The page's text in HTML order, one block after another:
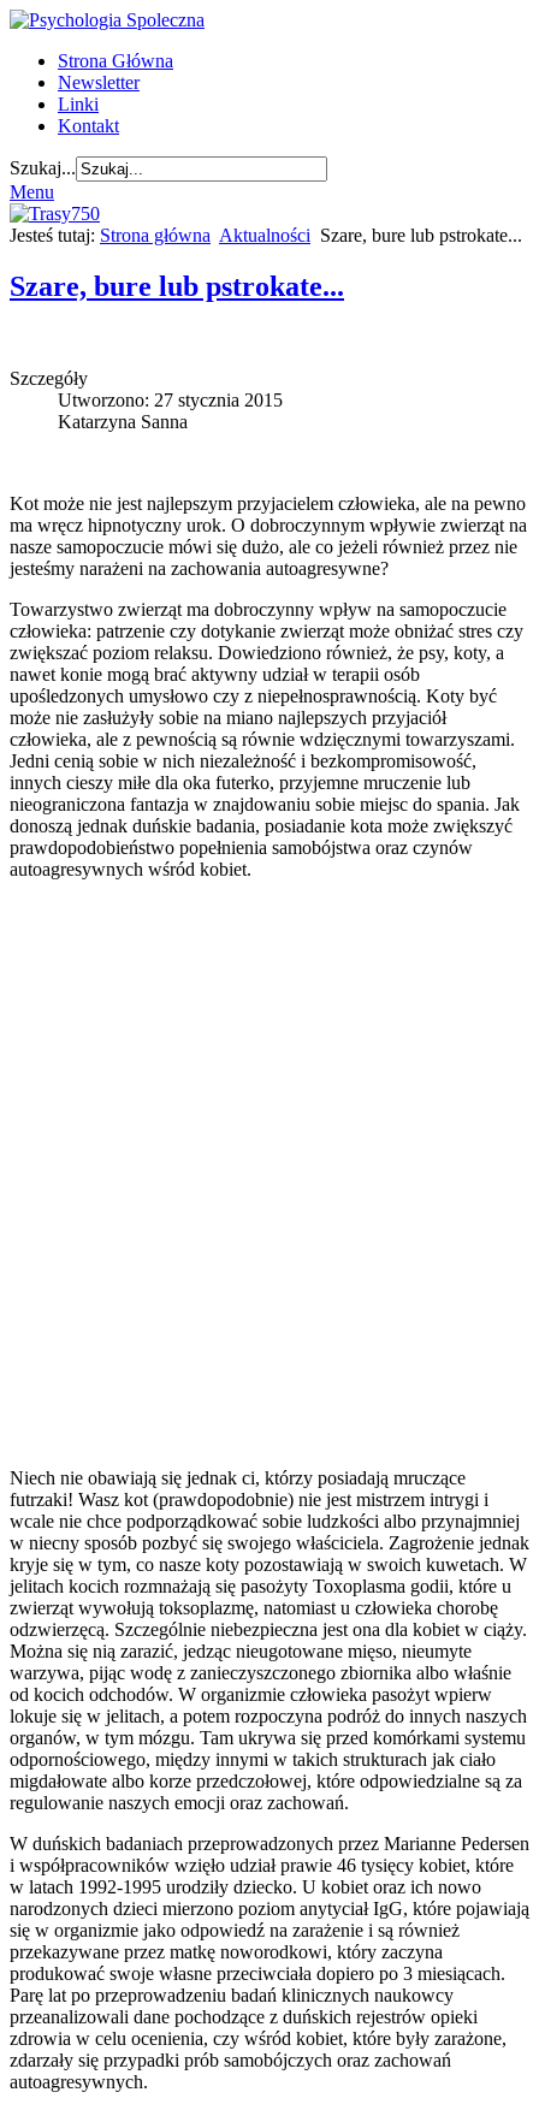
Strona Główna
Newsletter
Linki
Kontakt
Szukaj...
Menu
Jesteś tutaj: Strona główna Aktualności Szare, bure lub pstrokate...
Szare, bure lub pstrokate...
Szczegóły
Utworzono: 27 stycznia 2015
Katarzyna Sanna
Kot może nie jest najlepszym przyjacielem człowieka, ale na pewno
ma wręcz hipnotyczny urok. O dobroczynnym wpływie zwierząt na
nasze samopoczucie mówi się dużo, ale co jeżeli również przez nie
jesteśmy narażeni na zachowania autoagresywne?
Towarzystwo zwierząt ma dobroczynny wpływ na samopoczucie
człowieka: patrzenie czy dotykanie zwierząt może obniżać stres czy
zwiększać poziom relaksu. Dowiedziono również, że psy, koty, a
nawet konie mogą brać aktywny udział w terapii osób
upośledzonych umysłowo czy z niepełnosprawnością. Koty być
może nie zasłużyły sobie na miano najlepszych przyjaciół
człowieka, ale z pewnością są równie wdzięcznymi towarzyszami.
Jedni cenią sobie w nich niezależność i bezkompromisowość,
innych cieszy miłe dla oka futerko, przyjemne mruczenie lub
nieograniczona fantazja w znajdowaniu sobie miejsc do spania. Jak
donoszą jednak duńskie badania, posiadanie kota może zwiększyć
prawdopodobieństwo popełnienia samobójstwa oraz czynów
autoagresywnych wśród kobiet.
Niech nie obawiają się jednak ci, którzy posiadają mruczące
futrzaki! Wasz kot (prawdopodobnie) nie jest mistrzem intrygi i
wcale nie chce podporządkować sobie ludzkości albo przynajmniej
w niecny sposób pozbyć się swojego właściciela. Zagrożenie jednak
kryje się w tym, co nasze koty pozostawiają w swoich kuwetach. W
jelitach kocich rozmnażają się pasożyty Toxoplasma godii, które u
zwierząt wywołują toksoplazmę, natomiast u człowieka chorobę
odzwierzęcą. Szczególnie niebezpieczna jest ona dla kobiet w ciąży.
Można się nią zarazić, jedząc nieugotowane mięso, nieumyte
warzywa, pijąc wodę z zanieczyszczonego zbiornika albo właśnie
od kocich odchodów. W organizmie człowieka pasożyt wpierw
lokuje się w jelitach, a potem rozpoczyna podróż do innych naszych
organów, w tym mózgu. Tam ukrywa się przed komórkami systemu
odpornościowego, między innymi w takich strukturach jak ciało
migdałowate albo korze przedczołowej, które odpowiedzialne są za
regulowanie naszych emocji oraz zachowań.
W duńskich badaniach przeprowadzonych przez Marianne Pedersen
i współpracowników wzięło udział prawie 46 tysięcy kobiet, które
w latach 1992-1995 urodziły dziecko. U kobiet oraz ich nowo
narodzonych dzieci mierzono poziom anytyciał IgG, które pojawiają
się w organizmie jako odpowiedź na zarażenie i są również
przekazywane przez matkę noworodkowi, który zaczyna
produkować swoje własne przeciwciała dopiero po 3 miesiącach.
Parę lat po przeprowadzeniu badań klinicznych naukowcy
przeanalizowali dane pochodzące z duńskich rejestrów opieki
zdrowia w celu ocenienia, czy wśród kobiet, które były zarażone,
zdarzały się przypadki prób samobójczych oraz zachowań
autoagresywnych.